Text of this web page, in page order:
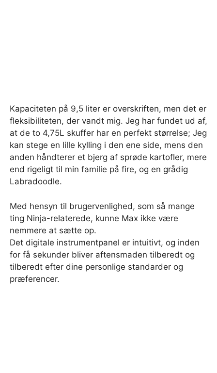
Kapaciteten på 9,5 liter er overskriften, men det er
fleksibiliteten, der vandt mig. Jeg har fundet ud af,
at de to 4,75L skuffer har en perfekt størrelse; Jeg
kan stege en lille kylling i den ene side, mens den
anden håndterer et bjerg af sprøde kartofler, mere
end rigeligt til min familie på fire, og en grådig
Labradoodle.
Med hensyn til brugervenlighed, som så mange
ting Ninja-relaterede, kunne Max ikke være
nemmere at sætte op.
Det digitale instrumentpanel er intuitivt, og inden
for få sekunder bliver aftensmaden tilberedt og
tilberedt efter dine personlige standarder og
præferencer.